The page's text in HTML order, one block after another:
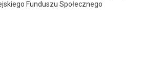
Funduszu Społecznego